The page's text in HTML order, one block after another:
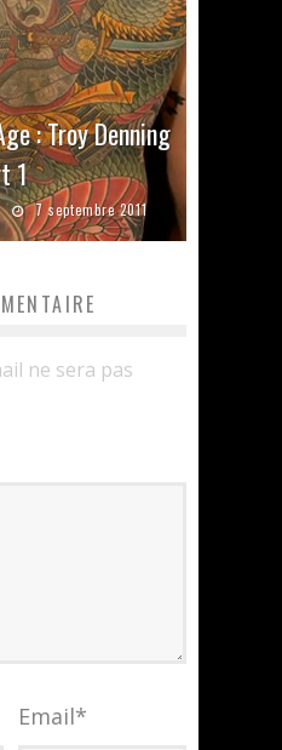
: Troy Denning
1
7 septembre 2011
ne sera pas
Email*